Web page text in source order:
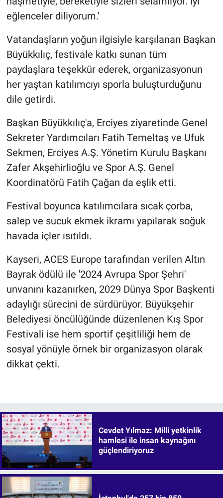
eğlenceler diliyorum.'
Vatandaşların yoğun ilgisiyle karşılanan Başkan
Büyükkılıç, festivale katkı sunan tüm
paydaşlara teşekkür ederek, organizasyonun
her yaştan katılımcıyı sporla buluşturduğunu
dile getirdi.
Başkan Büyükkılıç'a, Erciyes ziyaretinde Genel
Sekreter Yardımcıları Fatih Temeltaş ve Ufuk
Sekmen, Erciyes A.Ş. Yönetim Kurulu Başkanı
Zafer Akşehirlioğlu ve Spor A.Ş. Genel
Koordinatörü Fatih Çağan da eşlik etti.
Festival boyunca katılımcılara sıcak çorba,
salep ve sucuk ekmek ikramı yapılarak soğuk
havada içler ısıtıldı.
Kayseri, ACES Europe tarafından verilen Altın
Bayrak ödülü ile '2024 Avrupa Spor Şehri'
unvanını kazanırken, 2029 Dünya Spor Başkenti
adaylığı sürecini de sürdürüyor. Büyükşehir
Belediyesi öncülüğünde düzenlenen Kış Spor
Festivali ise hem sportif çeşitliliği hem de
sosyal yönüyle örnek bir organizasyon olarak
dikkat çekti.
Cevdet Yılmaz: Milli yetkinlik
hamlesi ile insan kaynağını
güçlendiriyoruz